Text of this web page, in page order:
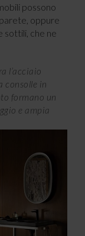
possono
oppure
sottili, che ne
l’acciaio
consolle in
formano un
e ampia